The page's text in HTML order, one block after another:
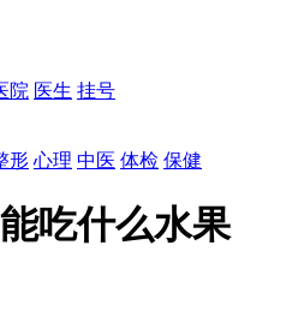
院 医生 挂号
形 心理 中医 体检 保健
吃什么水果